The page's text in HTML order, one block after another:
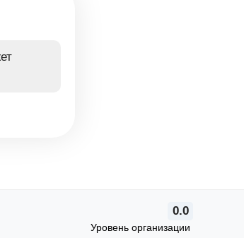
0.0
Уровень организации